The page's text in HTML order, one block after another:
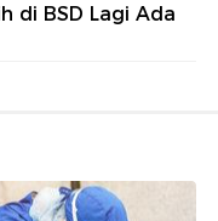
di BSD Lagi Ada